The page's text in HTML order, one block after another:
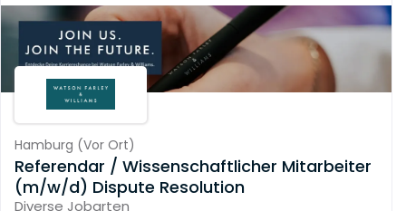
Hamburg (Vor Ort)
Referendar / Wissenschaftlicher Mitarbeiter
(m/w/d) Dispute Resolution
Diverse Jobarten